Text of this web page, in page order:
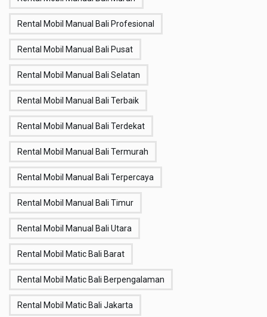
Rental Mobil Manual Bali Profesional
Rental Mobil Manual Bali Pusat
Rental Mobil Manual Bali Selatan
Rental Mobil Manual Bali Terbaik
Rental Mobil Manual Bali Terdekat
Rental Mobil Manual Bali Termurah
Rental Mobil Manual Bali Terpercaya
Rental Mobil Manual Bali Timur
Rental Mobil Manual Bali Utara
Rental Mobil Matic Bali Barat
Rental Mobil Matic Bali Berpengalaman
Rental Mobil Matic Bali Jakarta